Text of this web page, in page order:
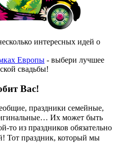
интересных идей о
Европы - выбери лучшее
свадьбы!
Вас!
праздники семейные,
Их может быть
то из праздников обязательно
Тот праздник, который мы